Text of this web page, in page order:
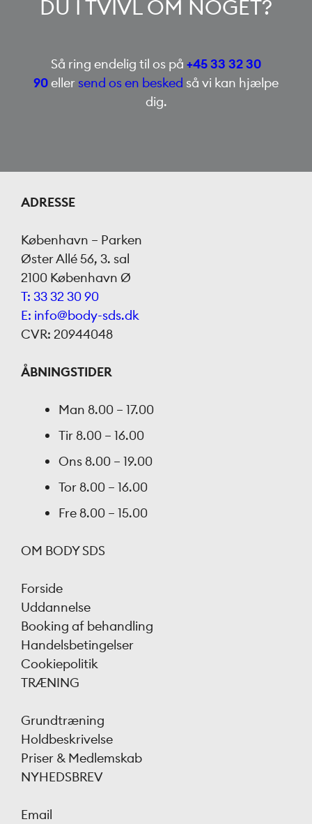
DU I TVIVL OM NOGET?
Så ring endelig til os på +45 33 32 30
90eller send os en besked så vi kan hjælpe
dig.
ADRESSE
København – Parken
Øster Allé 56, 3. sal
2100 København Ø
T: 33 32 30 90
E: info@body-sds.dk
CVR: 20944048
ÅBNINGSTIDER
Man 8.00 – 17.00
Tir 8.00 – 16.00
Ons 8.00 – 19.00
Tor 8.00 – 16.00
Fre 8.00 – 15.00
OM BODY SDS
Forside
Uddannelse
Booking af behandling
Handelsbetingelser
Cookiepolitik
TRÆNING
Grundtræning
Holdbeskrivelse
Priser & Medlemskab
NYHEDSBREV
Email